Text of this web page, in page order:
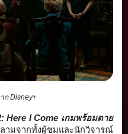
ก Disney+
Here I Come เกมพร้อมตาย
ามจากทั้งผู้ชมและนักวิจารณ์